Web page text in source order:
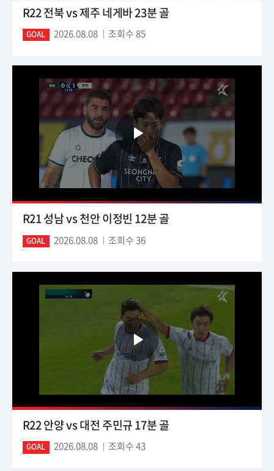
R22 전북 vs 제주 네게바 23분 골
GOAL 2026.08.08 조회수 85
R21 성남 vs 천안 이정빈 12분 골
GOAL 2026.08.08 조회수 36
R22 안양 vs 대전 주민규 17분 골
GOAL 2026.08.08 조회수 43